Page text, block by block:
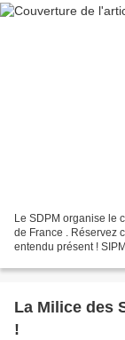
Le SDPM organise le
de France . Réservez
entendu présent !
La Milice des
!